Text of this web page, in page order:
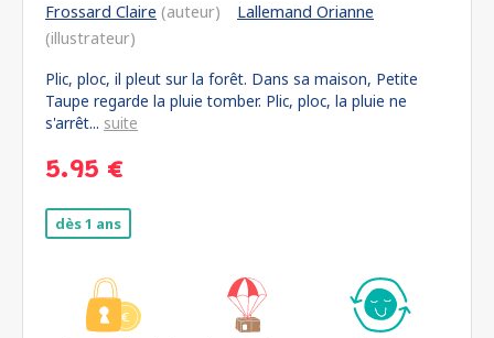
Frossard Claire (auteur)
Lallemand Orianne
(illustrateur)
Plic, ploc, il pleut sur la forêt. Dans sa maison, Petite
Taupe regarde la pluie tomber. Plic, ploc, la pluie ne
s'arrêt... suite
5.95 €
dès 1 ans